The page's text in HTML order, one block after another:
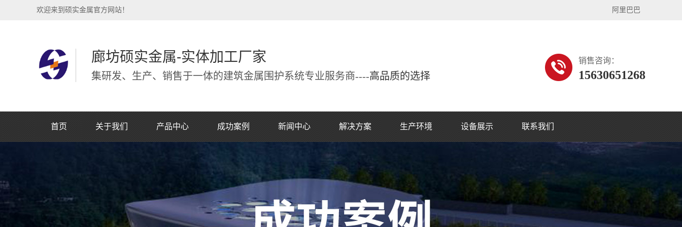
欢迎来到硕实金属官方网站！ 阿里巴巴
廊坊硕实金属-实体加工厂家
集研发、生产、销售于一体的建筑金属围护系统专业服务商----高品质的选择
销售咨询：
15630651268
首页 关于我们 产品中心 成功案例 新闻中心 解决方案 生产环境 设备展示 联系我们